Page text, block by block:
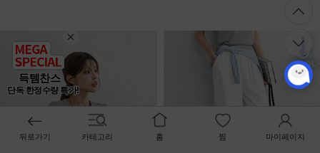
득템찬스
단독 한정수량 특가!
뒤로가기 카테고리 홈 찜 마이페이지